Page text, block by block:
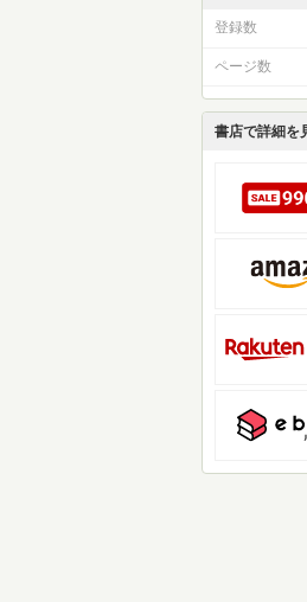
登録数
ページ数
書店で詳細を